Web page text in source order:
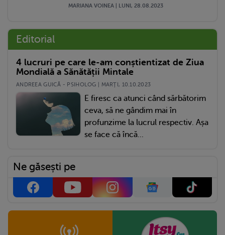
MARIANA VOINEA | LUNI, 28.08.2023
Editorial
4 lucruri pe care le-am conștientizat de Ziua
Mondială a Sănătății Mintale
ANDREEA GUICĂ - PSIHOLOG | MARŢI, 10.10.2023
E firesc ca atunci când sărbătorim
ceva, să ne gândim mai în
profunzime la lucrul respectiv. Așa
se face că încă...
Ne găsești pe